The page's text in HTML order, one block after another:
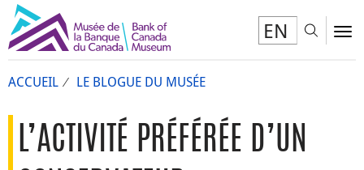
EN
ACCUEIL LE BLOGUE DU MUSÉE
L’ACTIVITÉ PRÉFÉRÉE D’UN